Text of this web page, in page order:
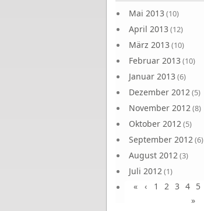
Mai 2013 (10)
April 2013 (12)
März 2013 (10)
Februar 2013 (10)
Januar 2013 (6)
Dezember 2012(5)
November 2012(8)
Oktober 2012(5)
September 2012(6)
August 2012(3)
Juli 2012(1)
Juni 2012(4)
« ‹ 1 2 3 4 5
»